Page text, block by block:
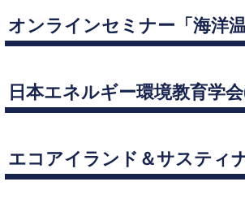
オンラインセミナー「海洋
日本エネルギー環境教育学
エコアイランド＆サスティ